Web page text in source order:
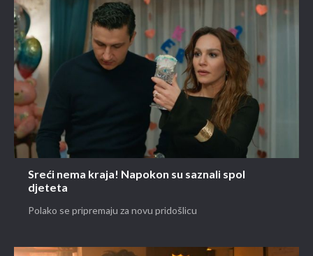
Sreći nema kraja! Napokon su saznali spol
djeteta
Polako se pripremaju za novu pridošlicu